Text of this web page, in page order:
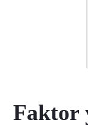
Faktor